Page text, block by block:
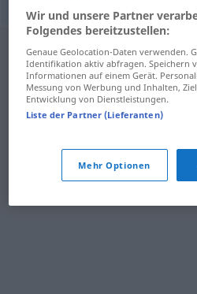
Wir und unsere Partner
Folgendes bereitzustellen:
Genaue Geolocation-Daten verwenden.
Identifikation aktiv abfragen. Speichern
Informationen auf einem Gerät.
Messung von Werbung und Inhalten,
Entwicklung von Dienstleistungen.
Liste der Partner (Lieferanten)
Mehr Optionen